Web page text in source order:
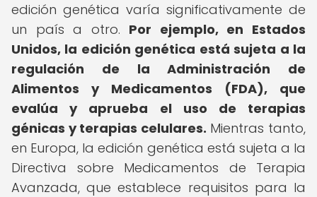
edición genética varía significativamente de
un país a otro. Por ejemplo, en Estados
Unidos, la edición genética está sujeta a la
regulación de la Administración de
Alimentos y Medicamentos (FDA), que
evalúa y aprueba el uso de terapias
génicas y terapias celulares. Mientras tanto,
en Europa, la edición genética está sujeta a la
Directiva sobre Medicamentos de Terapia
Avanzada, que establece requisitos para la